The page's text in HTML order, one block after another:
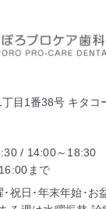
目1番38号 キタコ
/ 14:00～18:30
まで
･祝日･年末年始･お